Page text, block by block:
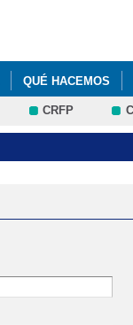
QUÉ HACEMOS
CRFP